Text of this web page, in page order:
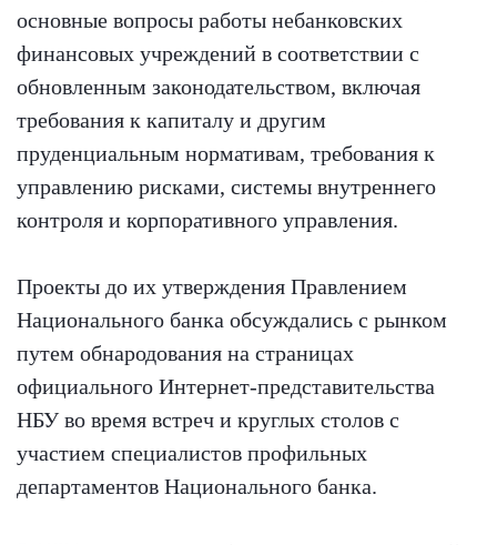
основные вопросы работы небанковских
финансовых учреждений в соответствии с
обновленным законодательством, включая
требования к капиталу и другим
пруденциальным нормативам, требования к
управлению рисками, системы внутреннего
контроля и корпоративного управления.
Проекты до их утверждения Правлением
Национального банка обсуждались с рынком
путем обнародования на страницах
официального Интернет-представительства
НБУ во время встреч и круглых столов с
участием специалистов профильных
департаментов Национального банка.